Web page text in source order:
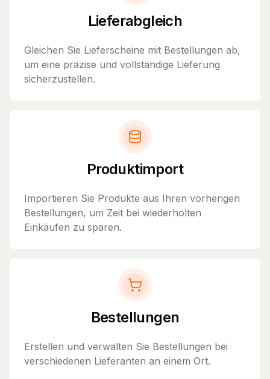
Lieferabgleich
Gleichen Sie Lieferscheine mit Bestellungen ab,
um eine präzise und vollständige Lieferung
sicherzustellen.
Produktimport
Importieren Sie Produkte aus Ihren vorherigen
Bestellungen, um Zeit bei wiederholten
Einkäufen zu sparen.
Bestellungen
Erstellen und verwalten Sie Bestellungen bei
verschiedenen Lieferanten an einem Ort.